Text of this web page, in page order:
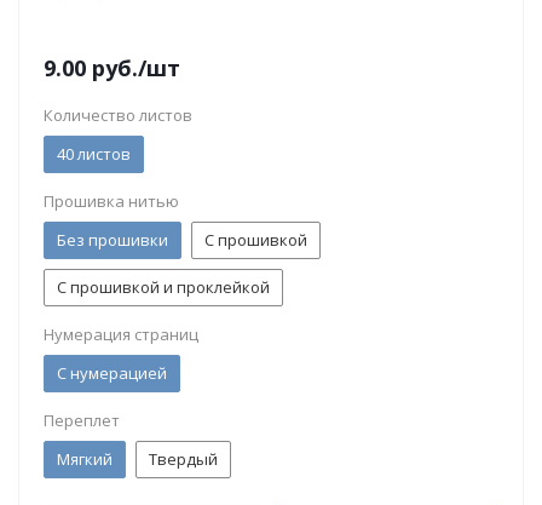
9.00 руб./шт
Количество листов
40 листов
Прошивка нитью
Без прошивки
С прошивкой
С прошивкой и проклейкой
Нумерация страниц
С нумерацией
Переплет
Мягкий
Твердый